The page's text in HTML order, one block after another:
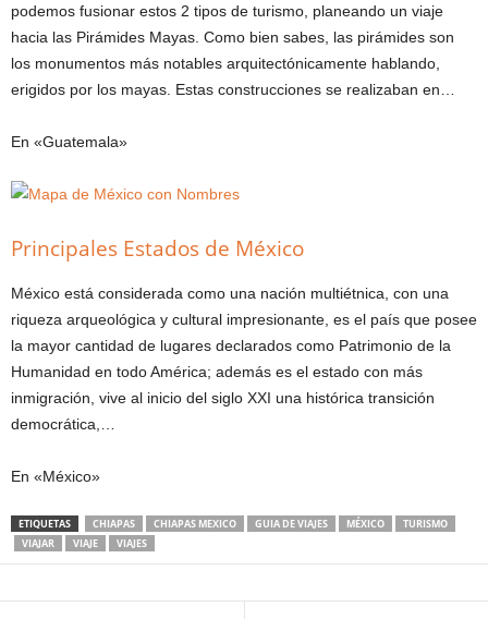
podemos fusionar estos 2 tipos de turismo, planeando un viaje
hacia las Pirámides Mayas. Como bien sabes, las pirámides son
los monumentos más notables arquitectónicamente hablando,
erigidos por los mayas. Estas construcciones se realizaban en…
En «Guatemala»
Principales Estados de México
México está considerada como una nación multiétnica, con una
riqueza arqueológica y cultural impresionante, es el país que posee
la mayor cantidad de lugares declarados como Patrimonio de la
Humanidad en todo América; además es el estado con más
inmigración, vive al inicio del siglo XXI una histórica transición
democrática,…
En «México»
ETIQUETAS CHIAPAS CHIAPAS MEXICO GUIA DE VIAJES MÉXICO
TURISMO
VIAJAR
VIAJE VIAJES